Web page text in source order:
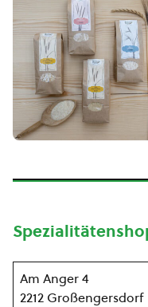
Am Anger 4
2212 Großengersdorf